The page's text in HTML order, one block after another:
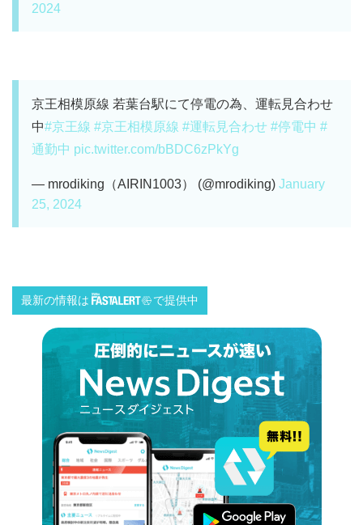
2024
京王相模原線 若葉台駅にて停電の為、運転見合わせ
中#京王線 #京王相模原線 #運転見合わせ #停電中 #
通勤中 pic.twitter.com/bBDC6zPkYg
— mrodiking（AIRIN1003） (@mrodiking) January
25, 2024
最新の情報は で提供中